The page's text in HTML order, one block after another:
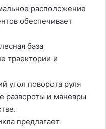
расположение
обеспечивает
база
траектории и
угол поворота руля
развороты и маневры
предлагает